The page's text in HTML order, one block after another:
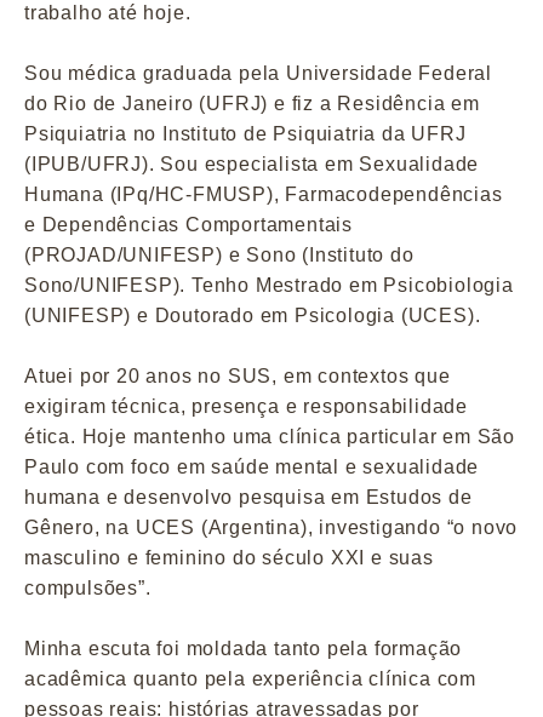
trabalho até hoje.
Sou médica graduada pela Universidade Federal
do Rio de Janeiro (UFRJ) e fiz a Residência em
Psiquiatria no Instituto de Psiquiatria da UFRJ
(IPUB/UFRJ). Sou especialista em Sexualidade
Humana (IPq/HC-FMUSP), Farmacodependências
e Dependências Comportamentais
(PROJAD/UNIFESP) e Sono (Instituto do
Sono/UNIFESP). Tenho Mestrado em Psicobiologia
(UNIFESP) e Doutorado em Psicologia (UCES).
Atuei por 20 anos no SUS, em contextos que
exigiram técnica, presença e responsabilidade
ética. Hoje mantenho uma clínica particular em São
Paulo com foco em saúde mental e sexualidade
humana e desenvolvo pesquisa em Estudos de
Gênero, na UCES (Argentina), investigando “o novo
masculino e feminino do século XXI e suas
compulsões”.
Minha escuta foi moldada tanto pela formação
acadêmica quanto pela experiência clínica com
pessoas reais: histórias atravessadas por